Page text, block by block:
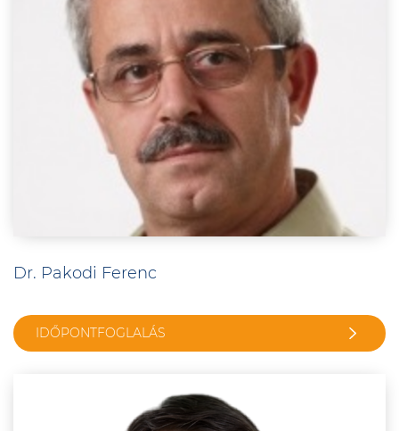
Dr. Pakodi Ferenc
IDŐPONTFOGLALÁS